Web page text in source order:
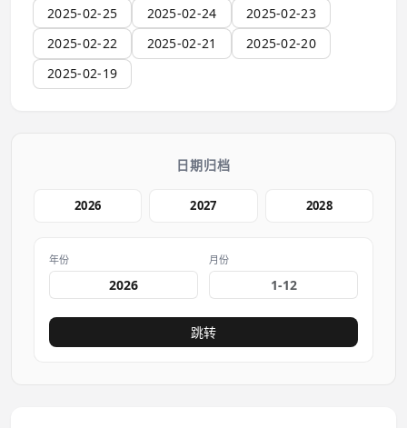
2025-02-25
2025-02-24
2025-02-23
2025-02-22
2025-02-21
2025-02-20
2025-02-19
日期归档
2026 2027 2028
年份 月份
跳转